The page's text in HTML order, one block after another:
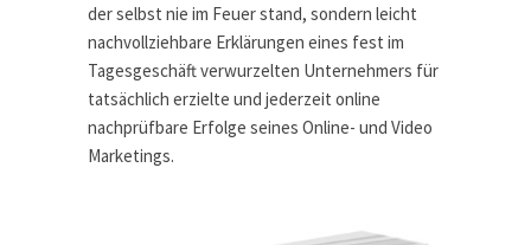
der selbst nie im Feuer stand, sondern leicht
nachvollziehbare Erklärungen eines fest im
Tagesgeschäft verwurzelten Unternehmers für
tatsächlich erzielte und jederzeit online
nachprüfbare Erfolge seines Online- und Video
Marketings.